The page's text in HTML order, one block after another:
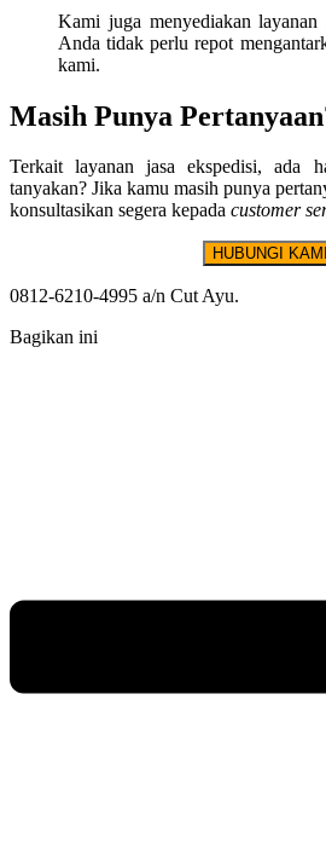
Kami juga menyediakan layanan
Anda tidak perlu repot
kami.
Masih Punya
Terkait layanan jasa ekspedisi, ada
tanyakan? Jika kamu masih punya
konsultasikan segera kepada customer
HUBUNGI KAMI
0812-6210-4995 a/n Cut Ayu.
Bagikan ini